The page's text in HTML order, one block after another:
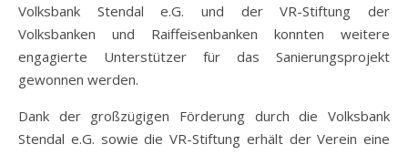
Volksbank Stendal e.G. und der VR-Stiftung der
Volksbanken und Raiffeisenbanken konnten weitere
engagierte Unterstützer für das Sanierungsprojekt
gewonnen werden.
Dank der großzügigen Förderung durch die Volksbank
Stendal e.G. sowie die VR-Stiftung erhält der Verein eine